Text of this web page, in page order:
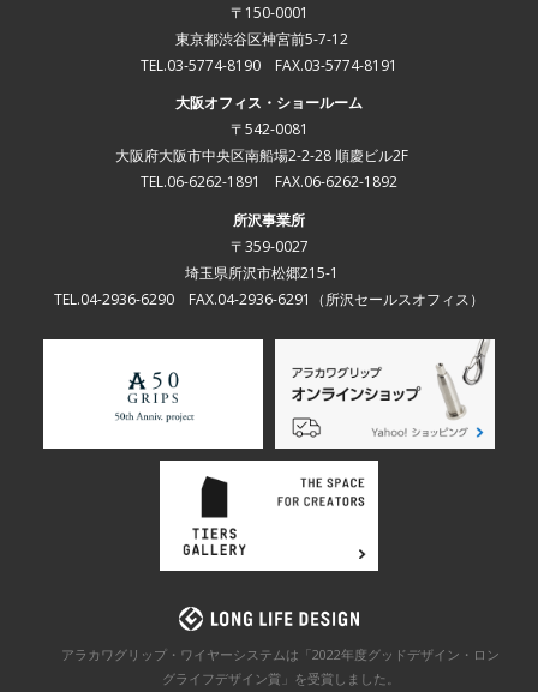
〒150-0001
東京都渋谷区神宮前5-7-12
TEL.03-5774-8190 FAX.03-5774-8191
大阪オフィス・ショールーム
〒542-0081
大阪府大阪市中央区南船場2-2-28 順慶ビル2F
TEL.06-6262-1891 FAX.06-6262-1892
所沢事業所
〒359-0027
埼玉県所沢市松郷215-1
TEL.04-2936-6290 FAX.04-2936-6291 （所沢セールスオフィス）
アラカワグリップ・ワイヤーシステムは「2022年度グッドデザイン・ロン
グライフデザイン賞」を受賞しました。